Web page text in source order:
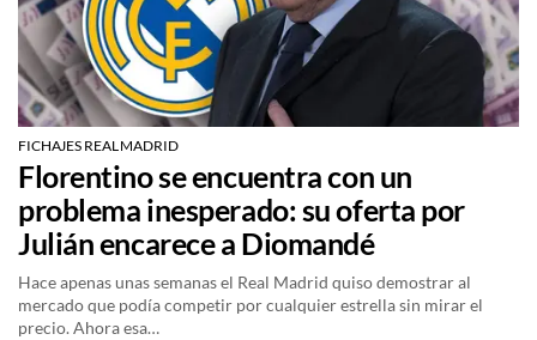
FICHAJES REAL MADRID
Florentino se encuentra con un
problema inesperado: su oferta por
Julián encarece a Diomandé
Hace apenas unas semanas el Real Madrid quiso demostrar al
mercado que podía competir por cualquier estrella sin mirar el
precio. Ahora esa…